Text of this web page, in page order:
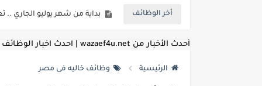
أخر الوظائف
للمؤهلات العليا ..اعلان
للعمل كضباط متخصصين ..وزارة
اعلان وظائف وزارة التعليم
أحدث الأخبار من wazaef4u.net | احدث اخبار الوظائف
الرئيسية وظائف خاليه فى مصر